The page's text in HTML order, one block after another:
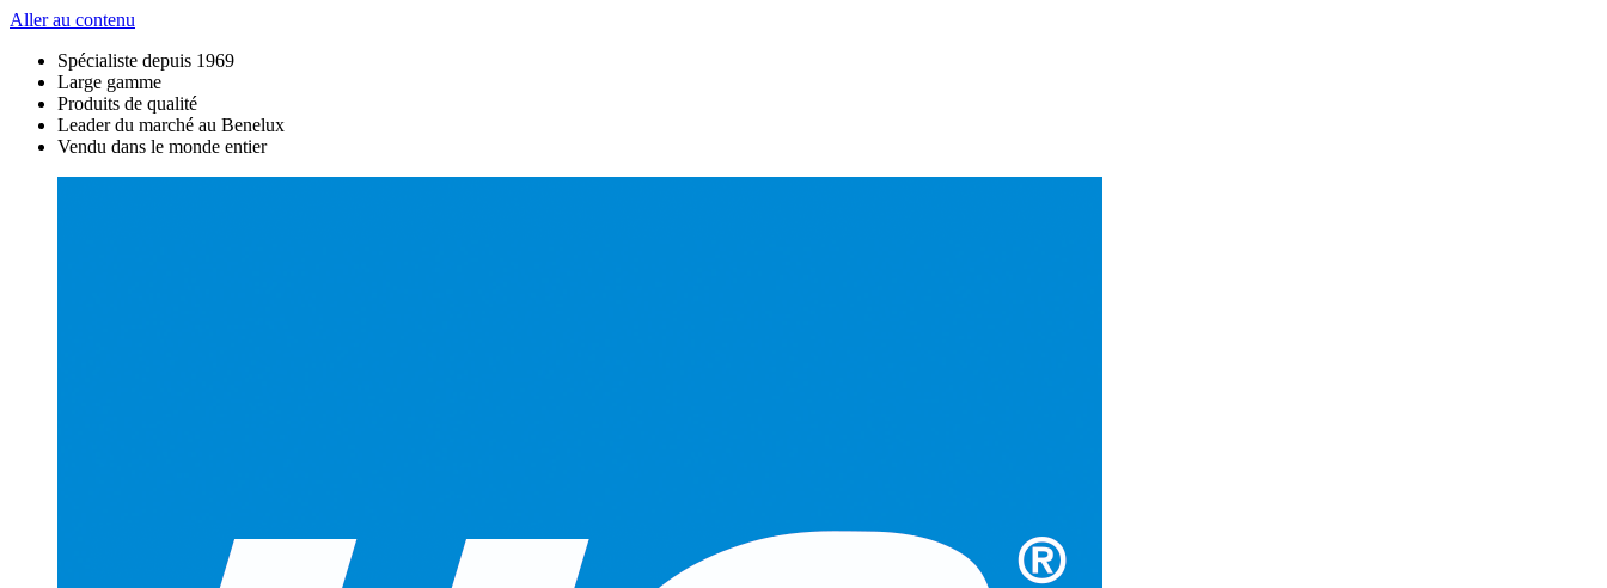
Aller au contenu
Spécialiste depuis 1969
Large gamme
Produits de qualité
Leader du marché au Benelux
Vendu dans le monde entier